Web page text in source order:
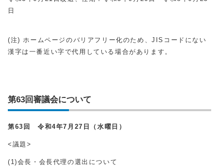
日
(注) ホームページのバリアフリー化のため、JISコードにない
漢字は一番近い字で代用している場合があります。
第63回審議会について
第63回 令和4年7 月27日（水曜日）
<議題>
(1)会長・会長代理の選出について